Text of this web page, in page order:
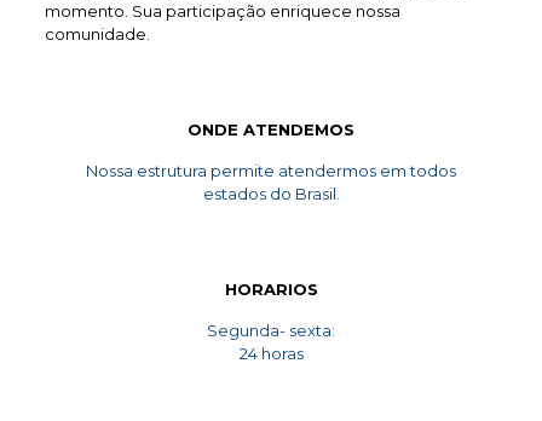
momento. Sua participação enriquece nossa
comunidade.
ONDE ATENDEMOS
Nossa estrutura permite atendermos em todos
estados do Brasil.
HORARIOS
Segunda- sexta:
24 horas